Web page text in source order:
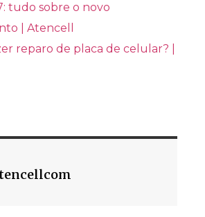
tudo sobre o novo
| Atencell
reparo de placa de celular? |